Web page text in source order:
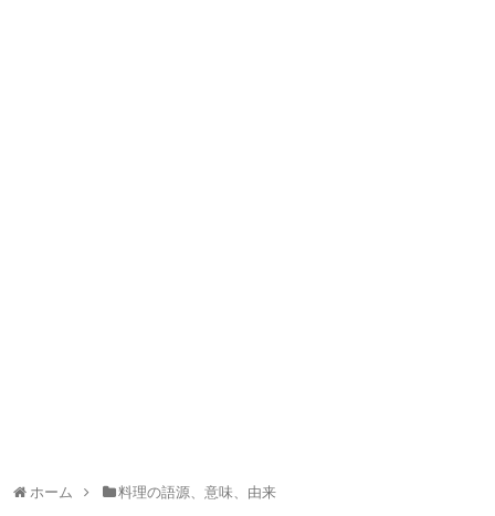
ホーム 料理の語源、意味、由来